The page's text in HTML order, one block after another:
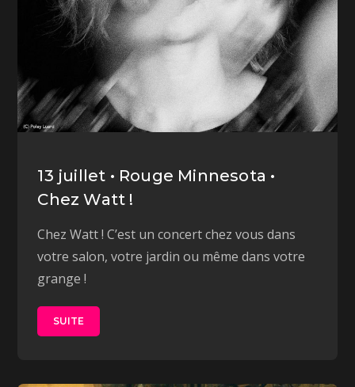
13 juillet • Rouge Minnesota •
Chez Watt !
Chez Watt ! C’est un concert chez vous dans
votre salon, votre jardin ou même dans votre
grange !
SUITE